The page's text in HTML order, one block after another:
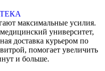
максимальные усилия.
университет,
доставка курьером по
помогает увеличить
и больше.